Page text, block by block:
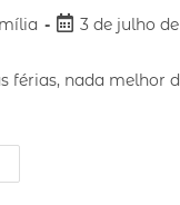
3 de julho
férias, nada melhor